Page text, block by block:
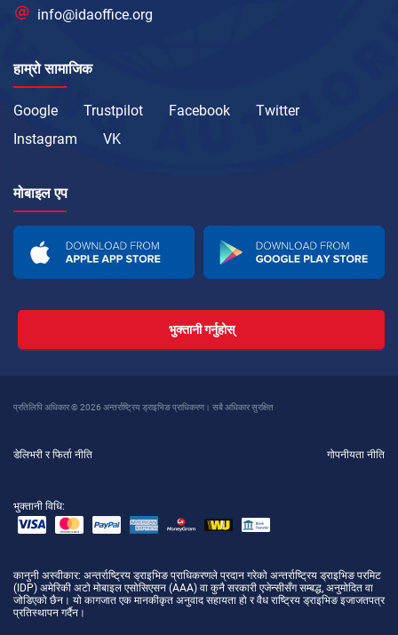
info@idaoffice.org
हाम्रो सामाजिक
Google Trustpilot Facebook
Twitter
Instagram
VK
मोबाइल एप
भुक्तानी गर्नुहोस्
प्रतिलिपि अधिकार © 2026 अन्तर्राष्ट्रिय ड्राइभिङ प्राधिकरण। सबै अधिकार सुरक्षित
डेलिभरी र फिर्ता नीति गोपनीयता नीति
भुक्तानी विधि:
कानुनी अस्वीकार: अन्तर्राष्ट्रिय ड्राइभिङ प्राधिकरणले प्रदान गरेको अन्तर्राष्ट्रिय ड्राइभिङ परमिट
(IDP) अमेरिकी अटो मोबाइल एसोसिएसन (AAA) वा कुनै सरकारी एजेन्सीसँग सम्बद्ध, अनुमोदित वा
जोडिएको छैन। यो कागजात एक मानकीकृत अनुवाद सहायता हो र वैध राष्ट्रिय ड्राइभिङ इजाजतपत्र
प्रतिस्थापन गर्दैन।